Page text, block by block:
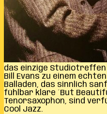
das einzige Studiotreffen
Bill Evans zu einem
Balladen, das sinnlich
fühlbar klare ´But
Tenorsaxophon, sind
Cool Jazz.